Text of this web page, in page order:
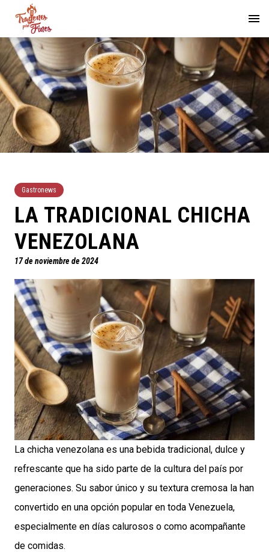
Gastronews
LA TRADICIONAL CHICHA
VENEZOLANA
17 de noviembre de 2024
La chicha venezolana es una bebida tradicional, dulce y
refrescante que ha sido parte de la cultura del país por
generaciones. Su sabor único y su textura cremosa la han
convertido en una opción popular en toda Venezuela,
especialmente en días calurosos o como acompañante
de comidas.